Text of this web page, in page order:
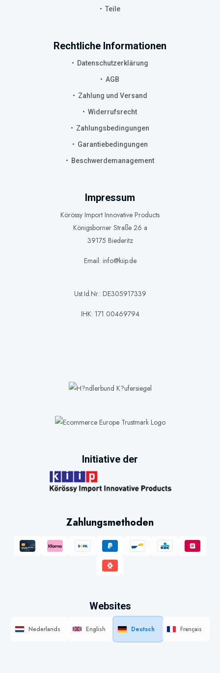
Teile
Rechtliche Informationen
Datenschutzerklärung
AGB
Zahlung und Versand
Widerrufsrecht
Zahlungsbedingungen
Garantiebedingungen
Beschwerdemanagement
Impressum
Körössy Import Innovative Products
Königsborner Straße 26 a
39175 Biederitz
Email: info@kiip.de
Ust.Id.Nr.: DE305917339
IHK: 171 00469794
Initiative der
Zahlungsmethoden
Websites
Nederlands English Deutsch Français